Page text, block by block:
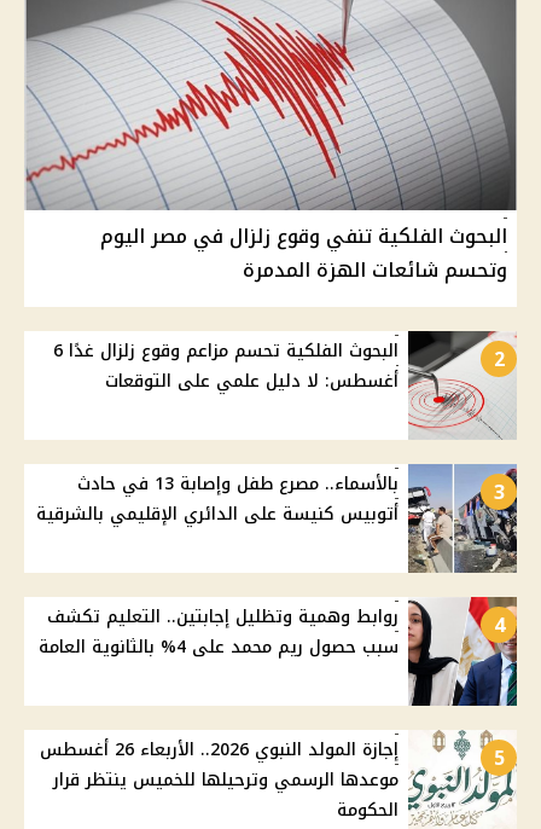
البحوث الفلكية تنفي وقوع زلزال في مصر اليوم
وتحسم شائعات الهزة المدمرة
2
البحوث الفلكية تحسم مزاعم وقوع زلزال غدًا 6
أغسطس: لا دليل علمي على التوقعات
3
بالأسماء.. مصرع طفل وإصابة 13 في حادث
أتوبيس كنيسة على الدائري الإقليمي بالشرقية
4
روابط وهمية وتظليل إجابتين.. التعليم تكشف
سبب حصول ريم محمد على 4% بالثانوية العامة
5
إجازة المولد النبوي 2026.. الأربعاء 26 أغسطس
موعدها الرسمي وترحيلها للخميس ينتظر قرار
الحكومة